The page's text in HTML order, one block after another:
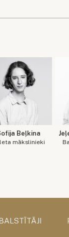
Beļkina
mākslinieki